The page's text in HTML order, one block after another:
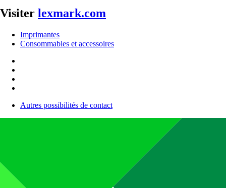
Visiter lexmark.com
Imprimantes
Consommables et accessoires
Autres possibilités de contact